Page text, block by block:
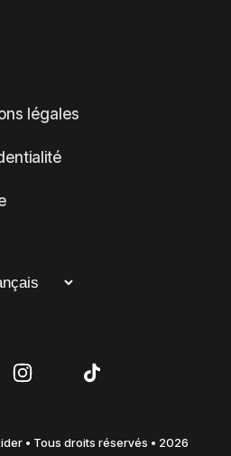
légales
• Tous droits réservés • 2026